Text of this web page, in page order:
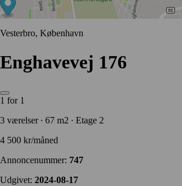
Vesterbro, København
Enghavevej 176
1 for 1
3 værelser ∙ 67 m2 ∙ Etage 2
4 500 kr/måned
Annoncenummer: 747
Udgivet: 2024-08-17